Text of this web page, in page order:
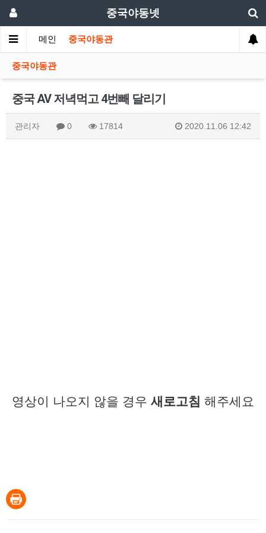
중국야동넷
메인 중국야동관
중국야동관
중국 AV 저녁먹고 4번빼 달리기
관리자 0 17814 2020.11.06 12:42
영상이 나오지 않을 경우 새로고침 해주세요